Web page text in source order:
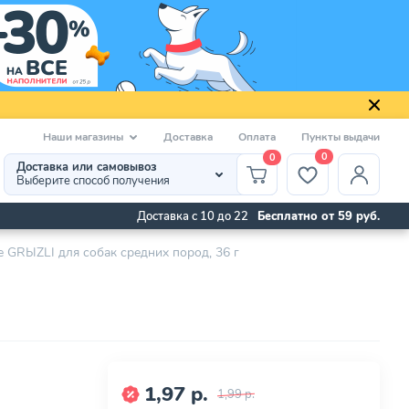
Наши магазины Доставка Оплата Пункты выдачи
Доставка или самовывоз
Выберите способ получения
0 0
Доставка с 10 до 22 Бесплатно от 59 руб.
GRЫZLI для собак средних пород, 36 г
1,97 р. 1,99 р.